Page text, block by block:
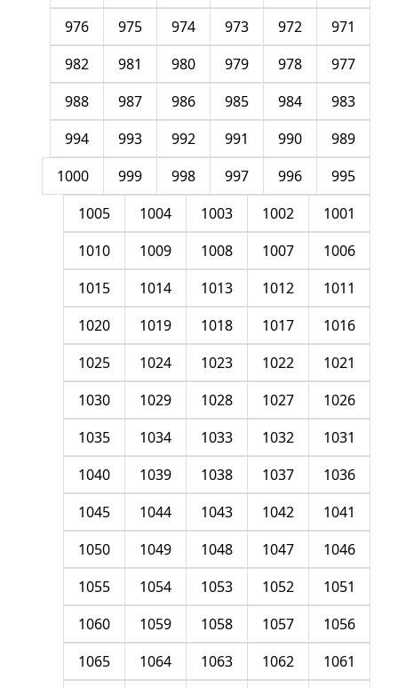
971
972
973
974
975
976
977
978
979
980
981
982
983
984
985
986
987
988
989
990
991
992
993
994
995
996
997
998
999
1000
1001
1002
1003
1004
1005
1006
1007
1008
1009
1010
1011
1012
1013
1014
1015
1016
1017
1018
1019
1020
1021
1022
1023
1024
1025
1026
1027
1028
1029
1030
1031
1032
1033
1034
1035
1036
1037
1038
1039
1040
1041
1042
1043
1044
1045
1046
1047
1048
1049
1050
1051
1052
1053
1054
1055
1056
1057
1058
1059
1060
1061
1062
1063
1064
1065